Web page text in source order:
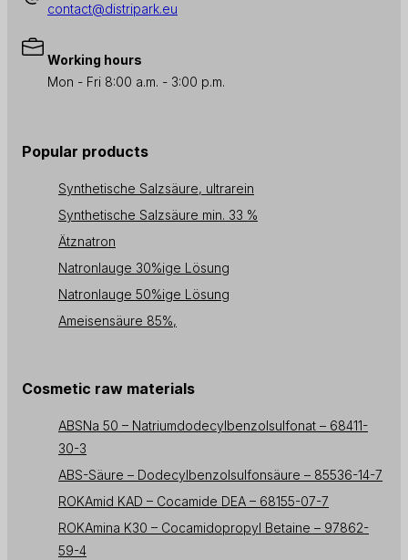
Popular products
Synthetische Salzsäure, ultrarein
Synthetische Salzsäure min. 33 %
Ätznatron
Natronlauge 30%ige Lösung
Natronlauge 50%ige Lösung
Ameisensäure 85%,
Cosmetic raw materials
ABSNa 50 – Natriumdodecylbenzolsulfonat – 68411-
30-3
ABS-Säure – Dodecylbenzolsulfonsäure – 85536-14-7
ROKAmid KAD – Cocamide DEA – 68155-07-7
ROKAmina K30 – Cocamidopropyl Betaine – 97862-
59-4
contact@distripark.eu
Working hours
Mon - Fri 8:00 a.m. - 3:00 p.m.